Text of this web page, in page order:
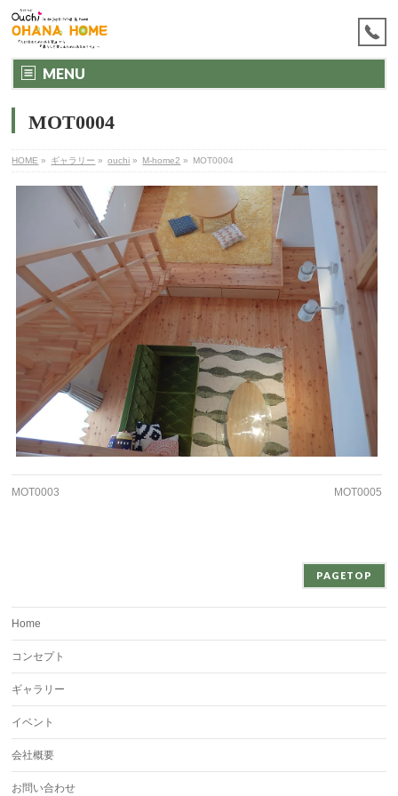
MENU
MOT0004
HOME » ギャラリー » ouchi » M-home2 » MOT0004
MOT0003 MOT0005
PAGETOP
Home
コンセプト
ギャラリー
イベント
会社概要
お問い合わせ